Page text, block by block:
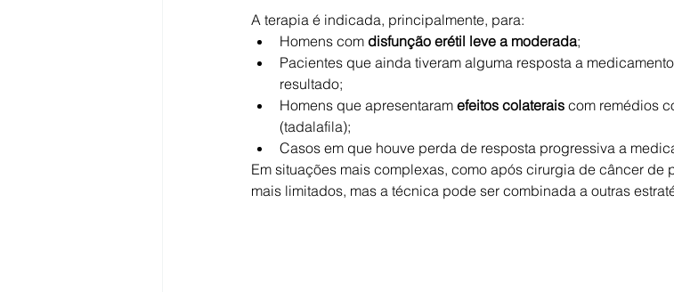
A terapia é indicada, principalmente, para:
Homens com disfunção erétil leve a moderada;
Pacientes que ainda tiveram alguma resposta a
resultado;
Homens que apresentaram efeitos colaterais com remédios
(tadalafila);
Casos em que houve perda de resposta progressiva a
Em situações mais complexas, como após cirurgia de câncer de
mais limitados, mas a técnica pode ser combinada a outras